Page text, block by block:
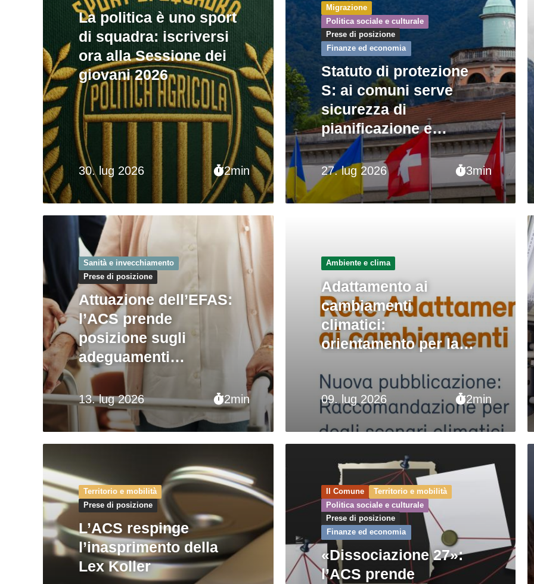
30. lug 2026 2min
La politica è uno sport
di squadra: iscriversi
ora alla Sessione dei
giovani 2026
27. lug 2026 3min
Migrazione
Politica sociale e culturale
Prese di posizione
Finanze ed economia
Statuto di protezione
S: ai comuni serve
sicurezza di
pianificazione e
sostegno
13. lug 2026 2min
Sanità e invecchiamento
Prese di posizione
Attuazione dell’EFAS:
l’ACS prende
posizione sugli
adeguamenti
dell’ordinanza
09. lug 2026 2min
Ambiente e clima
Adattamento ai
cambiamenti
climatici:
orientamento per la
pubblica
Territorio e mobilità
Prese di posizione
L’ACS respinge
l’inasprimento della
Lex Koller
Il Comune
Territorio e mobilità
Politica sociale e culturale
Prese di posizione
Finanze ed economia
«Dissociazione 27»:
l’ACS prende